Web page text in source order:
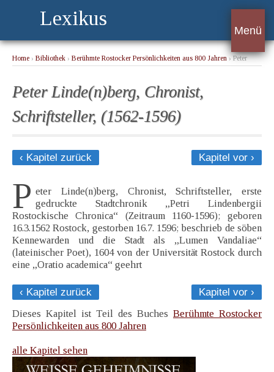
Lexikus
Menü
Home › Bibliothek › Berühmte Rostocker Persönlichkeiten aus 800 Jahren › Peter
Peter Linde(n)berg, Chronist,
Schriftsteller, (1562-1596)
‹ Kapitel zurück Kapitel vor ›
P eter Linde(n)berg, Chronist, Schriftsteller, erste
gedruckte Stadtchronik „Petri Lindenbergii
Rostockische Chronica“ (Zeitraum 1160-1596); geboren
16.3.1562 Rostock, gestorben 16.7. 1596; beschrieb de söben
Kennewarden und die Stadt als „Lumen Vandaliae“
(lateinischer Poet), 1604 von der Universität Rostock durch
eine „Oratio academica“ geehrt
‹ Kapitel zurück
Kapitel vor ›
Dieses Kapitel ist Teil des Buches Berühmte Rostocker
Persönlichkeiten aus 800 Jahren
alle Kapitel sehen